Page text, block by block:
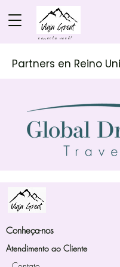
conecta você!
Partners en Reino
Conheça-nos
Atendimento ao Cliente